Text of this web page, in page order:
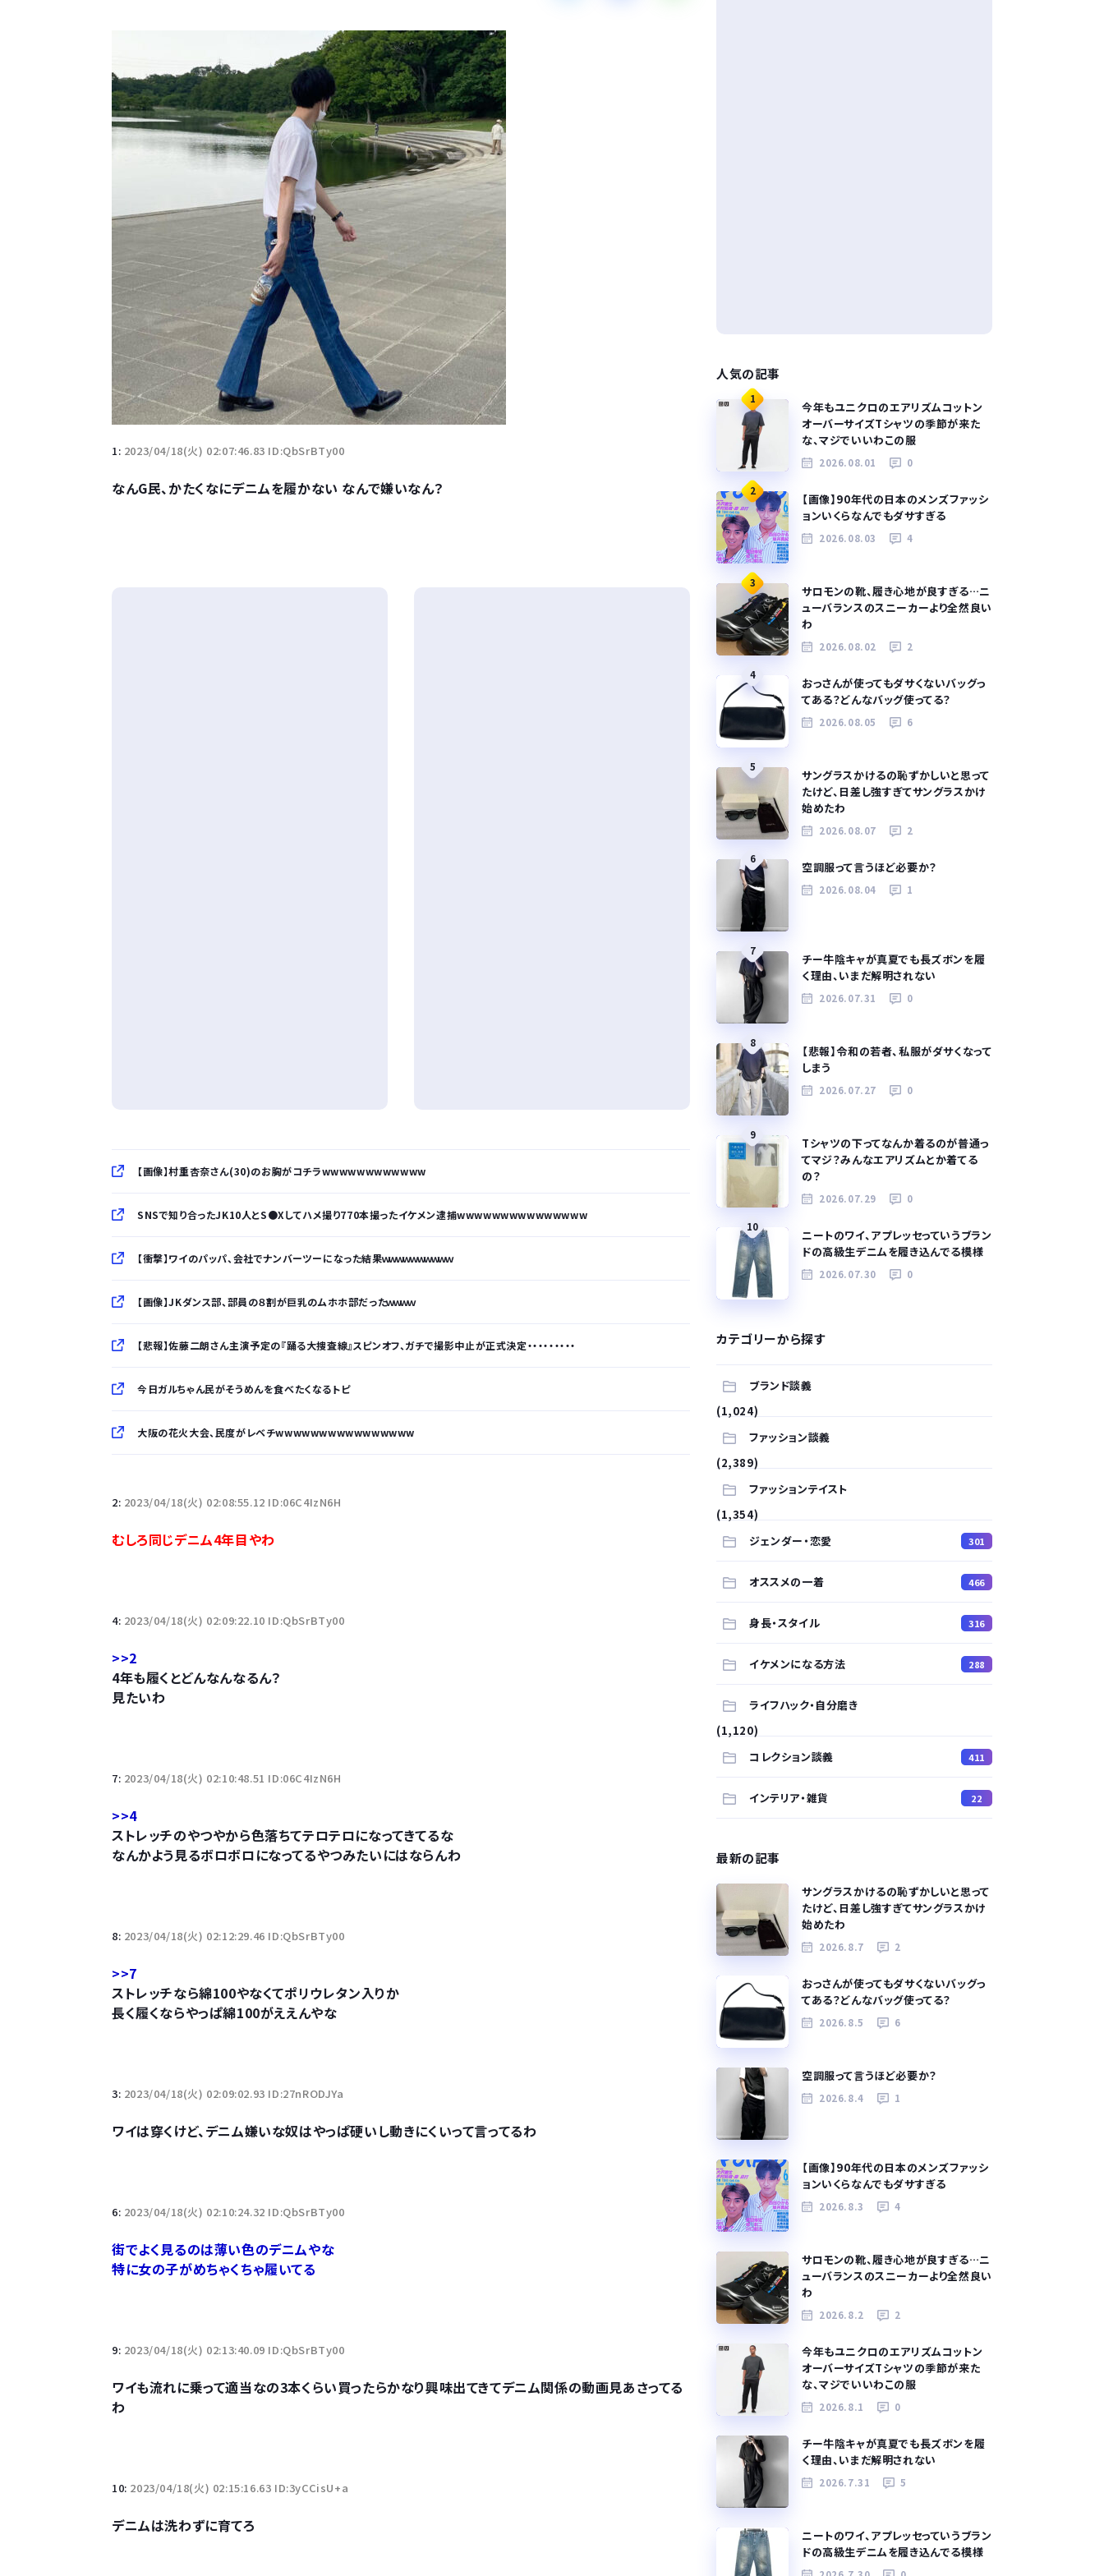
1: 2023/04/18(火) 02:07:46.83 ID:QbSrBTy00
なんG民、かたくなにデニムを履かない なんで嫌いなん？
【画像】村重杏奈さん(30)のお胸がコチラwwwwwwwwwwww
SNSで知り合ったJK10人とS●Xしてハメ撮り770本撮ったイケメン逮捕wwwwwwwwwwwwwww
【衝撃】ワイのパッパ、会社でナンバーツーになった結果ｗｗｗｗｗｗｗｗｗｗ
【画像】JKダンス部、部員の８割が巨乳のムホホ部だったｗｗｗｗ
【悲報】佐藤二朗さん主演予定の『踊る大捜査線』スピンオフ、ガチで撮影中止が正式決定・・・・・・・・・
今日ガルちゃん民がそうめんを食べたくなるトピ
大阪の花火大会、民度がレベチwwwwwwwwwwwwwwww
2: 2023/04/18(火) 02:08:55.12 ID:06C4IzN6H
むしろ同じデニム4年目やわ
4: 2023/04/18(火) 02:09:22.10 ID:QbSrBTy00
>>2
4年も履くとどんなんなるん？
見たいわ
7: 2023/04/18(火) 02:10:48.51 ID:06C4IzN6H
>>4
ストレッチのやつやから色落ちてテロテロになってきてるな
なんかよう見るボロボロになってるやつみたいにはならんわ
8: 2023/04/18(火) 02:12:29.46 ID:QbSrBTy00
>>7
ストレッチなら綿100やなくてポリウレタン入りか
長く履くならやっぱ綿100がええんやな
3: 2023/04/18(火) 02:09:02.93 ID:27nRODJYa
ワイは穿くけど、デニム嫌いな奴はやっぱ硬いし動きにくいって言ってるわ
6: 2023/04/18(火) 02:10:24.32 ID:QbSrBTy00
街でよく見るのは薄い色のデニムやな
特に女の子がめちゃくちゃ履いてる
9: 2023/04/18(火) 02:13:40.09 ID:QbSrBTy00
ワイも流れに乗って適当なの3本くらい買ったらかなり興味出てきてデニム関係の動画見あさってる
わ
10: 2023/04/18(火) 02:15:16.63 ID:3yCCisU+a
デニムは洗わずに育てろ
人気の記事
1
今年もユニクロのエアリズムコットン
オーバーサイズTシャツの季節が来た
な、マジでいいわこの服
2026.08.01 0
2
【画像】90年代の日本のメンズファッシ
ョンいくらなんでもダサすぎる
2026.08.03 4
3
サロモンの靴、履き心地が良すぎる…ニ
ューバランスのスニーカーより全然良い
わ
2026.08.02 2
4
おっさんが使ってもダサくないバッグっ
てある？どんなバッグ使ってる？
2026.08.05 6
5
サングラスかけるの恥ずかしいと思って
たけど、日差し強すぎてサングラスかけ
始めたわ
2026.08.07 2
6
空調服って言うほど必要か？
2026.08.04 1
7
チー牛陰キャが真夏でも長ズボンを履
く理由、いまだ解明されない
2026.07.31 0
8
【悲報】令和の若者、私服がダサくなって
しまう
2026.07.27 0
9
Tシャツの下ってなんか着るのが普通っ
てマジ？みんなエアリズムとか着てる
の？
2026.07.29 0
10
ニートのワイ、アプレッセっていうブラン
ドの高級生デニムを履き込んでる模様
2026.07.30 0
カテゴリーから探す
ブランド談義
(1,024)
ファッション談義
(2,389)
ファッションテイスト
(1,354)
ジェンダー・恋愛
301
オススメの一着 466
身長・スタイル 316
イケメンになる方法 288
ライフハック・自分磨き
(1,120)
コレクション談義
411
インテリア・雑貨 22
最新の記事
サングラスかけるの恥ずかしいと思って
たけど、日差し強すぎてサングラスかけ
始めたわ
2026.8.7 2
おっさんが使ってもダサくないバッグっ
てある？どんなバッグ使ってる？
2026.8.5 6
空調服って言うほど必要か？
2026.8.4 1
【画像】90年代の日本のメンズファッシ
ョンいくらなんでもダサすぎる
2026.8.3 4
サロモンの靴、履き心地が良すぎる…ニ
ューバランスのスニーカーより全然良い
わ
2026.8.2 2
今年もユニクロのエアリズムコットン
オーバーサイズTシャツの季節が来た
な、マジでいいわこの服
2026.8.1 0
チー牛陰キャが真夏でも長ズボンを履
く理由、いまだ解明されない
2026.7.31 5
ニートのワイ、アプレッセっていうブラン
ドの高級生デニムを履き込んでる模様